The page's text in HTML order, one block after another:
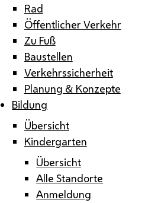
Rad
Öffentlicher Verkehr
Zu Fuß
Baustellen
Verkehrssicherheit
Planung & Konzepte
Bildung
Übersicht
Kindergarten
Übersicht
Alle Standorte
Anmeldung